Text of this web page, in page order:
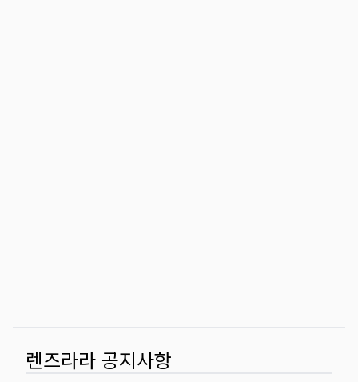
렌즈라라 공지사항